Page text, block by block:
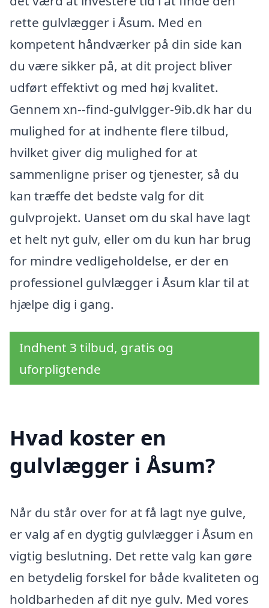
rette gulvlægger i Åsum. Med en
kompetent håndværker på din side kan
du være sikker på, at dit project bliver
udført effektivt og med høj kvalitet.
Gennem xn--find-gulvlgger-9ib.dk har du
mulighed for at indhente flere tilbud,
hvilket giver dig mulighed for at
sammenligne priser og tjenester, så du
kan træffe det bedste valg for dit
gulvprojekt. Uanset om du skal have lagt
et helt nyt gulv, eller om du kun har brug
for mindre vedligeholdelse, er der en
professionel gulvlægger i Åsum klar til at
hjælpe dig i gang.
Indhent 3 tilbud, gratis og
uforpligtende
Hvad koster en
gulvlægger i Åsum?
Når du står over for at få lagt nye gulve,
er valg af en dygtig gulvlægger i Åsum en
vigtig beslutning. Det rette valg kan gøre
en betydelig forskel for både kvaliteten og
holdbarheden af dit nye gulv. Med vores